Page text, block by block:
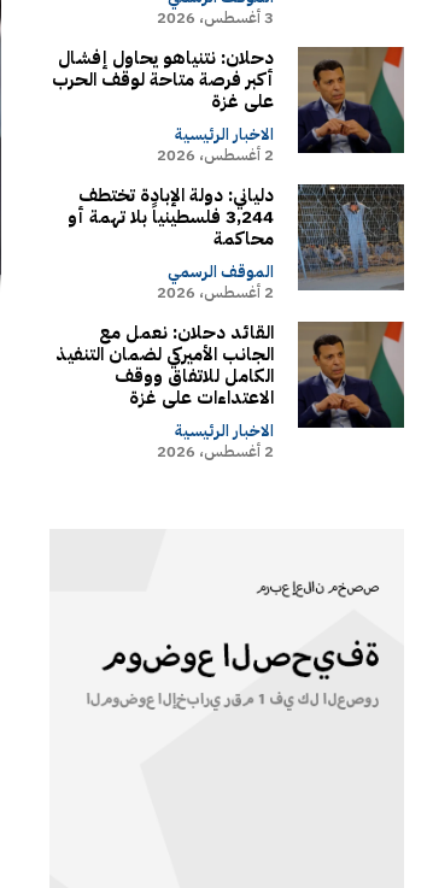
3 أغسطس، 2026
دحلان: نتنياهو يحاول إفشال
أكبر فرصة متاحة لوقف الحرب
على غزة
الاخبار الرئيسية
2 أغسطس، 2026
دلياني: دولة الإبادة تختطف
3,244 فلسطينياً بلا تهمة أو
محاكمة
الموقف الرسمي
2 أغسطس، 2026
القائد دحلان: نعمل مع
الجانب الأميركي لضمان التنفيذ
الكامل للاتفاق ووقف
الاعتداءات على غزة
الاخبار الرئيسية
2 أغسطس، 2026